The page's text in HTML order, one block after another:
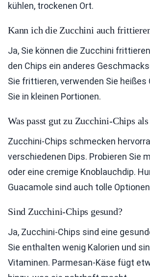
kühlen, trockenen Ort.
Kann ich die Zucchini auch
Ja, Sie können die Zucchini
den Chips ein anderes
Sie frittieren, verwenden Sie heißes
Sie in kleinen Portionen.
Was passt gut zu Zucchini-Chips
Zucchini-Chips schmecken
verschiedenen Dips. Probieren Sie
oder eine cremige Knoblauchdip.
Guacamole sind auch tolle
Sind Zucchini-Chips gesund?
Ja, Zucchini-Chips sind eine
Sie enthalten wenig Kalorien und
Vitaminen. Parmesan-Käse fügt